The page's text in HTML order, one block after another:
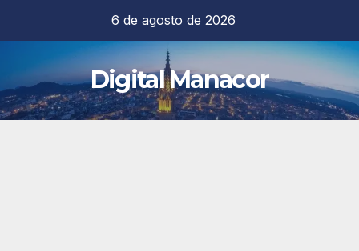
contenido
6 de agosto de 2026
Digital Manacor